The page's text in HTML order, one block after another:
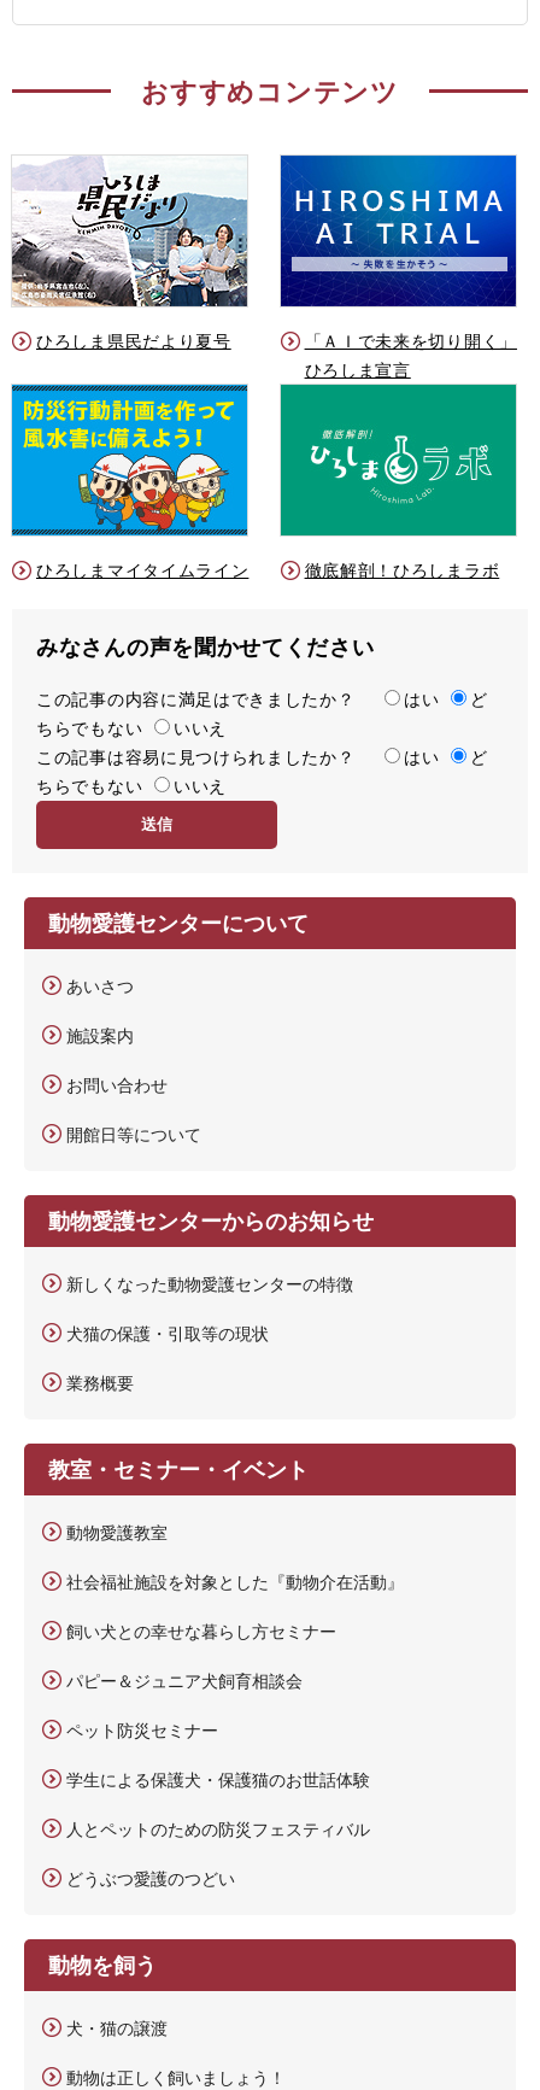
おすすめコンテンツ
ひろしま県民だより夏号
「ＡＩで未来を切り開く」
ひろしま宣言
ひろしまマイタイムライン 徹底解剖！ひろしまラボ
みなさんの声を聞かせてください
満
足
度
この記事の内容に満足はできましたか？ はい
ど
ちらでもない
いいえ
容
易
この記事は容易に見つけられましたか？ はい
ど
ちらでもない
いいえ
動物愛護センターについて
あいさつ
施設案内
お問い合わせ
開館日等について
動物愛護センターからのお知らせ
新しくなった動物愛護センターの特徴
犬猫の保護・引取等の現状
業務概要
教室・セミナー・イベント
動物愛護教室
社会福祉施設を対象とした『動物介在活動』
飼い犬との幸せな暮らし方セミナー
パピー＆ジュニア犬飼育相談会
ペット防災セミナー
学生による保護犬・保護猫のお世話体験
人とペットのための防災フェスティバル
どうぶつ愛護のつどい
動物を飼う
犬・猫の譲渡
動物は正しく飼いましょう！